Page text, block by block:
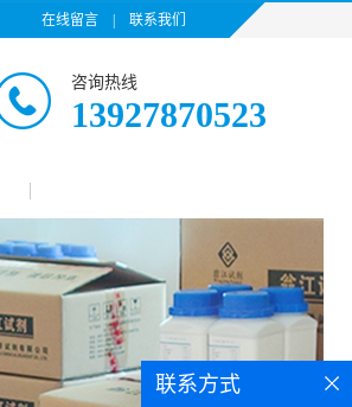
在线留言 联系我们
咨询热线
13927870523
联系方式